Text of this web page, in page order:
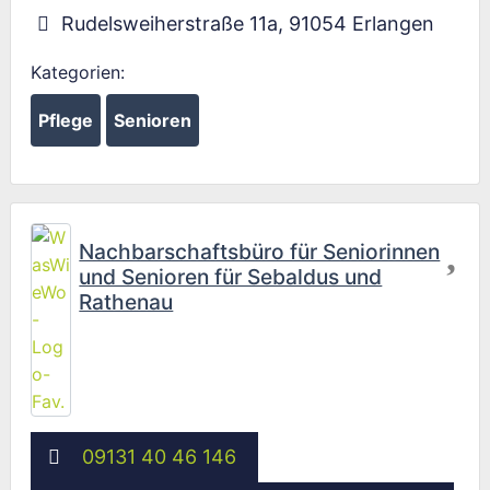
Rudelsweiherstraße 11a, 91054 Erlangen
Kategorien:
Pflege Senioren
Nachbarschaftsbüro für Seniorinnen
und Senioren für Sebaldus und
Rathenau
09131 40 46 146